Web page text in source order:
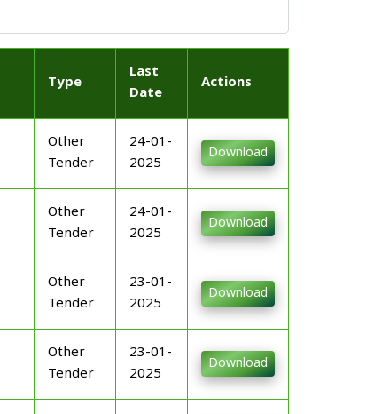
Type
Last
Date
Actions
Other
Tender
24-01-
2025
Download
Other
Tender
24-01-
2025
Download
Other
Tender
23-01-
2025
Download
Other
Tender
23-01-
2025
Download